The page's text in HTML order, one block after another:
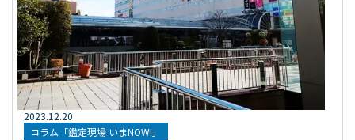
2023.12.20
コラム「鑑定現場 いまNOW!」